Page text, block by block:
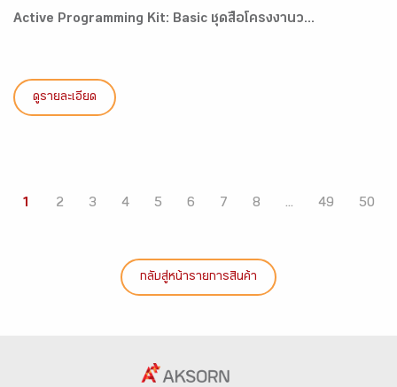
Active Programming Kit: Basic ชุดสื่อโครงงานว...
ดูรายละเอียด
1 2 3 4 5 6 7 8 ... 49 50
กลับสู่หน้ารายการสินค้า